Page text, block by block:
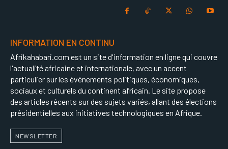
INFORMATION EN CONTINU
Afrikahabari.com est un site d'information en ligne qui couvre
l'actualité africaine et internationale, avec un accent
particulier sur les événements politiques, économiques,
sociaux et culturels du continent africain. Le site propose
des articles récents sur des sujets variés, allant des élections
présidentielles aux initiatives technologiques en Afrique.
NEWSLETTER